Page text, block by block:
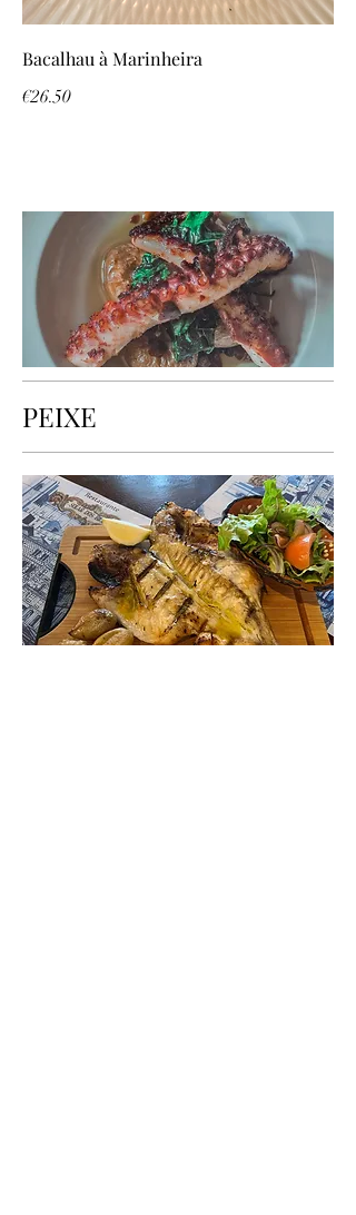
Bacalhau à Marinheira
€26.50
PEIXE